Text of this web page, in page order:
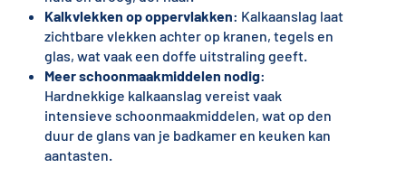
Kalkvlekken op oppervlakken: Kalkaanslag laat
zichtbare vlekken achter op kranen, tegels en
glas, wat vaak een doffe uitstraling geeft.
Meer schoonmaakmiddelen nodig:
Hardnekkige kalkaanslag vereist vaak
intensieve schoonmaakmiddelen, wat op den
duur de glans van je badkamer en keuken kan
aantasten.